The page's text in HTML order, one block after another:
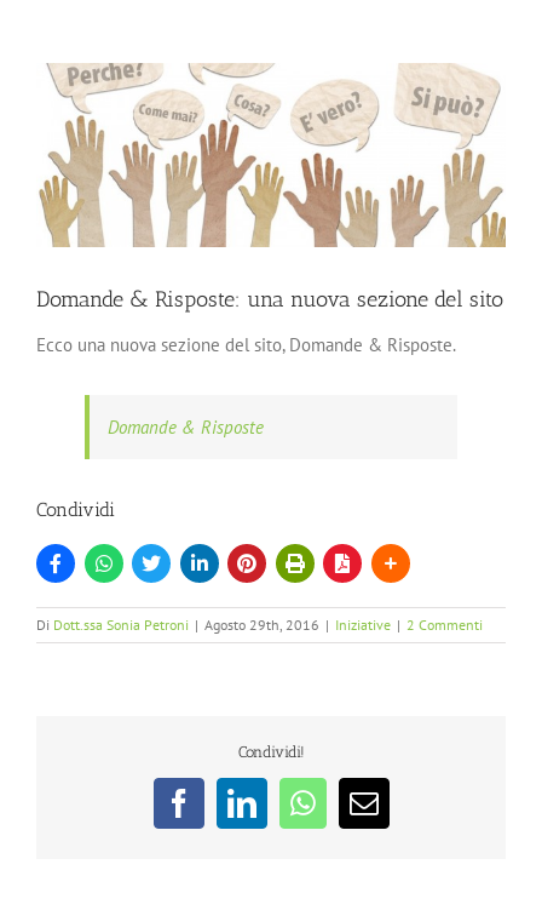
Ingrandisci
immagine
Domande & Risposte: una nuova sezione del sito
Ecco una nuova sezione del sito, Domande & Risposte.
Domande & Risposte
Condividi
Di Dott.ssa Sonia Petroni | Agosto 29th, 2016 | Iniziative | 2 Commenti
Condividi!
FacebookLinkedInWhatsApp
Email